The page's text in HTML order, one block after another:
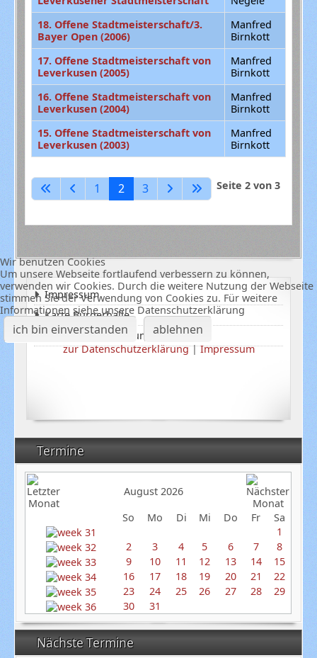
Termine
August 2026
So
Mo Di Mi Do Fr
Sa
1
2
3 4 5 6 7
8
9
10 11 12 13 14
15
16
17 18 19 20 21
22
23
24 25 26 27 28
29
30
31
Nächste Termine
18. Offene Stadtmeisterschaft/3.
Bayer Open (2006)
Manfred
Birnkott
17. Offene Stadtmeisterschaft von
Leverkusen (2005)
Manfred
Birnkott
16. Offene Stadtmeisterschaft von
Leverkusen (2004)
Manfred
Birnkott
15. Offene Stadtmeisterschaft von
Leverkusen (2003)
Manfred
Birnkott
Seite 2 von 3
1 2 3
Impressum
Karte Bürgerhalle
Datenschutzerklärung
Wir benutzen Cookies
Um unsere Webseite fortlaufend verbessern zu können,
verwenden wir Cookies. Durch die weitere Nutzung der Webseite
stimmen Sie der Verwendung von Cookies zu. Für weitere
Informationen siehe unsere Datenschutzerklärung
ich bin einverstanden ablehnen
zur Datenschutzerklärung|Impressum